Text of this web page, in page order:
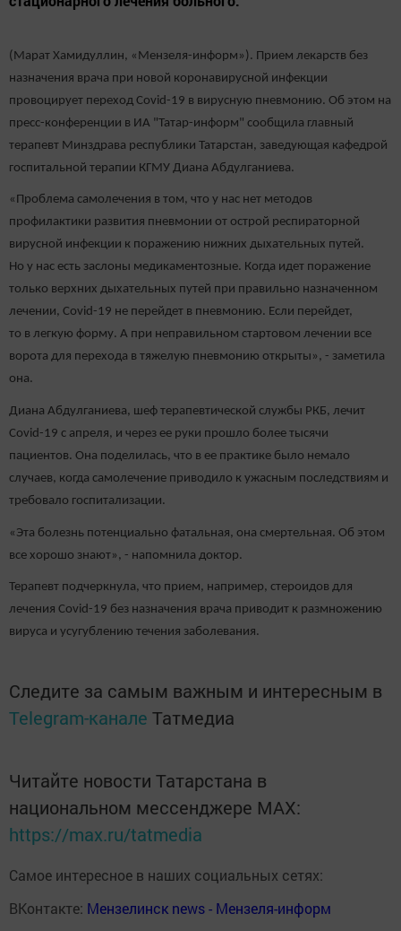
(Марат Хамидуллин, «Мензеля-информ»). Прием лекарств без
назначения врача при новой коронавирусной инфекции
провоцирует переход Covid-19 в вирусную пневмонию. Об этом на
пресс-конференции в ИА "Татар-информ" сообщила главный
терапевт Минздрава республики Татарстан, заведующая кафедрой
госпитальной терапии КГМУ Диана Абдулганиева.
«Проблема самолечения в том, что у нас нет методов
профилактики развития пневмонии от острой респираторной
вирусной инфекции к поражению нижних дыхательных путей.
Но у нас есть заслоны медикаментозные. Когда идет поражение
только верхних дыхательных путей при правильно назначенном
лечении, Covid-19 не перейдет в пневмонию. Если перейдет,
то в легкую форму. А при неправильном стартовом лечении все
ворота для перехода в тяжелую пневмонию открыты», - заметила
она.
Диана Абдулганиева, шеф терапевтической службы РКБ, лечит
Covid-19 с апреля, и через ее руки прошло более тысячи
пациентов. Она поделилась, что в ее практике было немало
случаев, когда самолечение приводило к ужасным последствиям и
требовало госпитализации.
«Эта болезнь потенциально фатальная, она смертельная. Об этом
все хорошо знают», - напомнила доктор.
Терапевт подчеркнула, что прием, например, стероидов для
лечения Covid-19 без назначения врача приводит к размножению
вируса и усугублению течения заболевания.
Следите за самым важным и интересным в
Telegram-канале Татмедиа
Читайте новости Татарстана в
национальном мессенджере MАХ:
https://max.ru/tatmedia
Самое интересное в наших социальных сетях:
ВКонтакте: Мензелинск news - Мензеля-информ